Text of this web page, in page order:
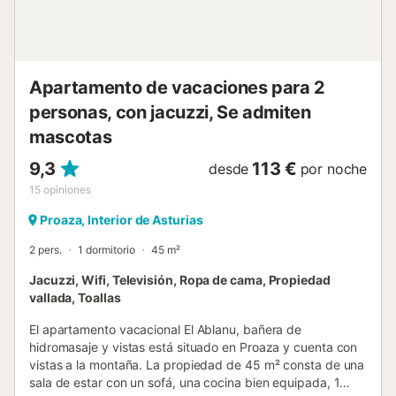
Apartamento de vacaciones para 2
personas, con jacuzzi, Se admiten
mascotas
9,3
15 opiniones
desde 113 € por noche
Proaza, Interior de Asturias
2 pers. 1 dormitorio 45 m²
Jacuzzi, Wifi, Televisión, Ropa de cama, Propiedad
vallada, Toallas
El apartamento vacacional El Ablanu, bañera de
hidromasaje y vistas está situado en Proaza y cuenta con
vistas a la montaña. La propiedad de 45 m² consta de una
sala de estar con un sofá, una cocina bien equipada, 1